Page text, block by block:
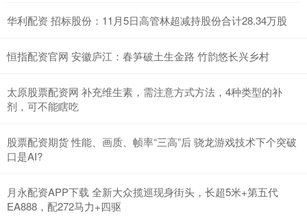
华利配资 招标股份：11月5日高管林超减持股份合计28.34万股
恒指配资官网 安徽庐江：春笋破土生金路 竹韵悠长兴乡村
太原股票配资网 补充维生素，需注意方式方法，4种类型的补
剂，可不能瞎吃
股票配资期货 性能、画质、帧率“三高”后 骁龙游戏技术下个突破
口是AI?
月永配资APP下载 全新大众揽巡现身街头，长超5米+第五代
EA888，配272马力+四驱